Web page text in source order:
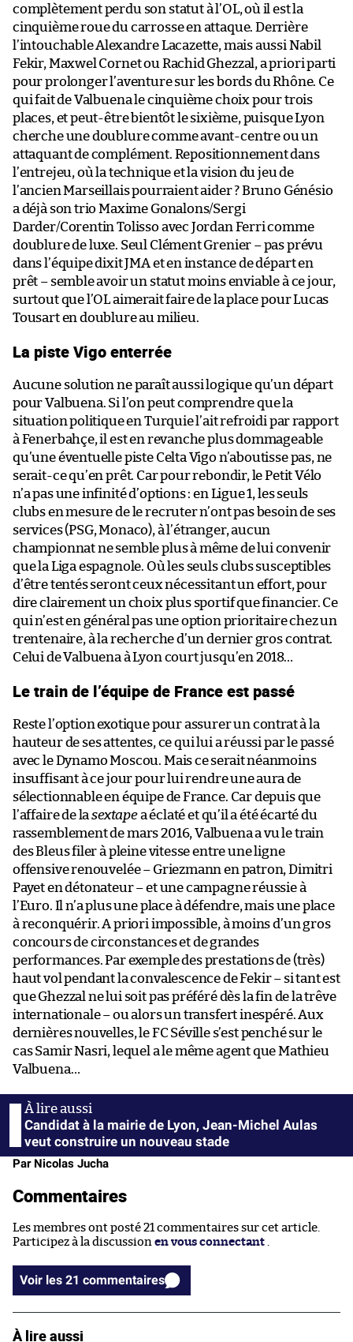
complètement perdu son statut à l’OL, où il est la
cinquième roue du carrosse en attaque. Derrière
l’intouchable Alexandre Lacazette, mais aussi Nabil
Fekir, Maxwel Cornet ou Rachid Ghezzal, a priori parti
pour prolonger l’aventure sur les bords du Rhône. Ce
qui fait de Valbuena le cinquième choix pour trois
places, et peut-être bientôt le sixième, puisque Lyon
cherche une doublure comme avant-centre ou un
attaquant de complément. Repositionnement dans
l’entrejeu, où la technique et la vision du jeu de
l’ancien Marseillais pourraient aider ? Bruno Génésio
a déjà son trio Maxime Gonalons/Sergi
Darder/Corentin Tolisso avec Jordan Ferri comme
doublure de luxe. Seul Clément Grenier – pas prévu
dans l’équipe dixit JMA et en instance de départ en
prêt – semble avoir un statut moins enviable à ce jour,
surtout que l’OL aimerait faire de la place pour Lucas
Tousart en doublure au milieu.
La piste Vigo enterrée
Aucune solution ne paraît aussi logique qu’un départ
pour Valbuena. Si l’on peut comprendre que la
situation politique en Turquie l’ait refroidi par rapport
à Fenerbahçe, il est en revanche plus dommageable
qu’une éventuelle piste Celta Vigo n’aboutisse pas, ne
serait-ce qu’en prêt. Car pour rebondir, le Petit Vélo
n’a pas une infinité d’options : en Ligue 1, les seuls
clubs en mesure de le recruter n’ont pas besoin de ses
services (PSG, Monaco), à l’étranger, aucun
championnat ne semble plus à même de lui convenir
que la Liga espagnole. Où les seuls clubs susceptibles
d’être tentés seront ceux nécessitant un effort, pour
dire clairement un choix plus sportif que financier. Ce
qui n’est en général pas une option prioritaire chez un
trentenaire, à la recherche d’un dernier gros contrat.
Celui de Valbuena à Lyon court jusqu’en 2018…
Le train de l’équipe de France est passé
Reste l’option exotique pour assurer un contrat à la
hauteur de ses attentes, ce qui lui a réussi par le passé
avec le Dynamo Moscou. Mais ce serait néanmoins
insuffisant à ce jour pour lui rendre une aura de
sélectionnable en équipe de France. Car depuis que
l’affaire de lasextapea éclaté et qu’il a été écarté du
rassemblement de mars 2016, Valbuena a vu le train
des Bleus filer à pleine vitesse entre une ligne
offensive renouvelée – Griezmann en patron, Dimitri
Payet en détonateur – et une campagne réussie à
l’Euro. Il n’a plus une place à défendre, mais une place
à reconquérir. A priori impossible, à moins d’un gros
concours de circonstances et de grandes
performances. Par exemple des prestations de (très)
haut vol pendant la convalescence de Fekir – si tant est
que Ghezzal ne lui soit pas préféré dès la fin de la trêve
internationale – ou alors un transfert inespéré. Aux
dernières nouvelles, le FC Séville s’est penché sur le
cas Samir Nasri, lequel a le même agent que Mathieu
Valbuena…
Candidat à la mairie de Lyon, Jean-Michel Aulas
veut construire un nouveau stade
Par Nicolas Jucha
Commentaires
Les membres ont posté 21 commentaires sur cet article.
Participez à la discussion en vous connectant
Voir les 21 commentaires
À lire aussi